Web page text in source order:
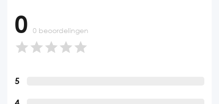
5
0 0 beoordelingen